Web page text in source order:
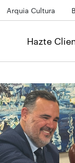
Arquia Cultura
Hazte